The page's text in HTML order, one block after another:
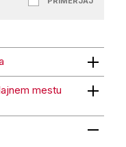
mestu
mestu